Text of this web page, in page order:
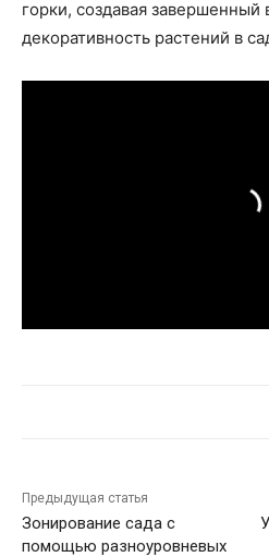
горки, создавая
декоративность растений в
Предыдущая статья
Зонирование сада с
помощью разноуровневых